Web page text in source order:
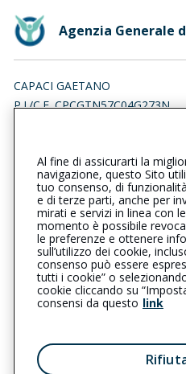
Agenzia Generale di
CAPACI GAETANO
P.I./C.F. CPCGTN57C04G273N
051550107
capaci@pec.it
L’intermediario è soggetto al
Registro RUI al seguentelink
Privacy | Cookie |
Al fine di assicurarti la
navigazione, questo Sito
tuo consenso, di
e di terze parti, anche per
mirati e servizi in linea con
momento è possibile
le preferenze e ottenere
sull’utilizzo dei cookie,
consenso può essere
tutti i cookie” o
cookie cliccando su
consensi da questo link